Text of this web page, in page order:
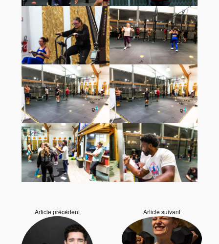
Article précédent Article suivant